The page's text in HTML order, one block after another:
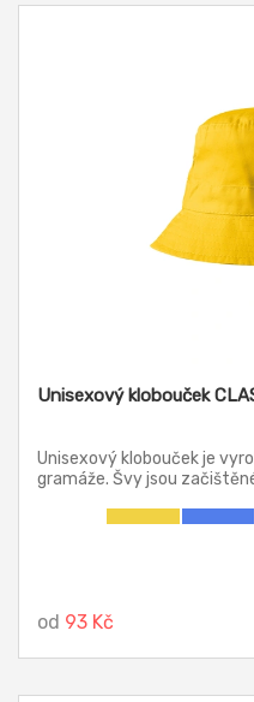
Unisexový klobouček
Unisexový klobouček je
gramáže. Švy jsou
od 93 Kč